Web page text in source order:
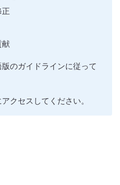
献
のガイドラインに従って
アクセスしてください。